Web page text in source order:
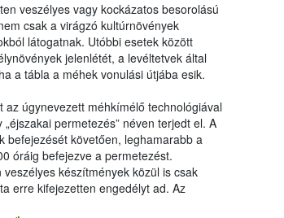
veszélyes vagy kockázatos besorolású
csak a virágzó kultúrnövények
látogatnak. Utóbbi esetek között
jelenlétét, a levéltetvek által
a tábla a méhek vonulási útjába esik.
úgynevezett méhkímélő technológiával
permetezés” néven terjedt el. A
befejezését követően, leghamarabb a
óráig befejezve a permetezést.
készítmények közül is csak
erre kifejezetten engedélyt ad. Az